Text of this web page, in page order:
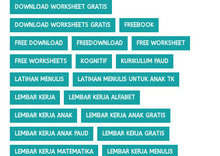
DOWNLOAD WORKSHEET GRATIS
DOWNLOAD WORKSHEETS GRATIS FREEBOOK
FREE DOWNLOAD FREEDOWNLOAD FREE WORKSHEET
FREE WORKSHEETS KOGNITIF KURIKULUM PAUD
LATIHAN MENULIS LATIHAN MENULIS UNTUK ANAK TK
LEMBAR KERJA LEMBAR KERJA ALFABET
LEMBAR KERJA ANAK LEMBAR KERJA ANAK GRATIS
LEMBAR KERJA ANAK PAUD LEMBAR KERJA GRATIS
LEMBAR KERJA MATEMATIKA LEMBAR KERJA MENULIS